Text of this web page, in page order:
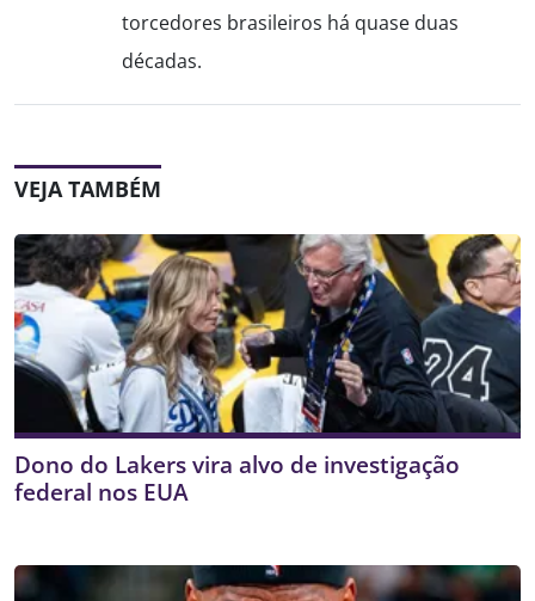
torcedores brasileiros há quase duas
décadas.
VEJA TAMBÉM
Dono do Lakers vira alvo de investigação
federal nos EUA